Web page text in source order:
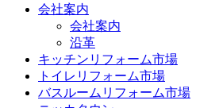
会社案内
会社案内
沿革
キッチンリフォーム市場
トイレリフォーム市場
バスルームリフォーム市場